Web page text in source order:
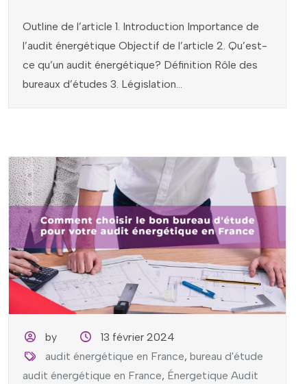
Outline de l’article 1. Introduction Importance de
l’audit énergétique Objectif de l’article 2. Qu’est-
ce qu’un audit énergétique? Définition Rôle des
bureaux d’études 3. Législation...
by
13 février 2024
audit énergétique en France,bureau d'étude
audit énergétique en France, Énergetique Audit